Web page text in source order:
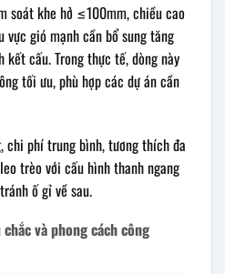
soát khe hở ≤100mm, chiều cao
gió mạnh cần bổ sung tăng
cấu. Trong thực tế, dòng này
tối ưu, phù hợp các dự án cần
chi phí trung bình, tương thích đa
trèo với cấu hình thanh ngang
ố gỉ về sau.
và phong cách công